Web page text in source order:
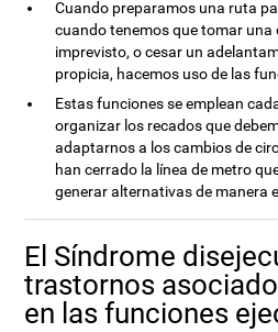
Cuando preparamos una ruta
cuando tenemos que tomar una
imprevisto, o cesar un
propicia, hacemos uso de las
Estas funciones se emplean
organizar los recados que
adaptarnos a los cambios de
han cerrado la línea de metro
generar alternativas de manera
El Síndrome
trastornos
en las funciones